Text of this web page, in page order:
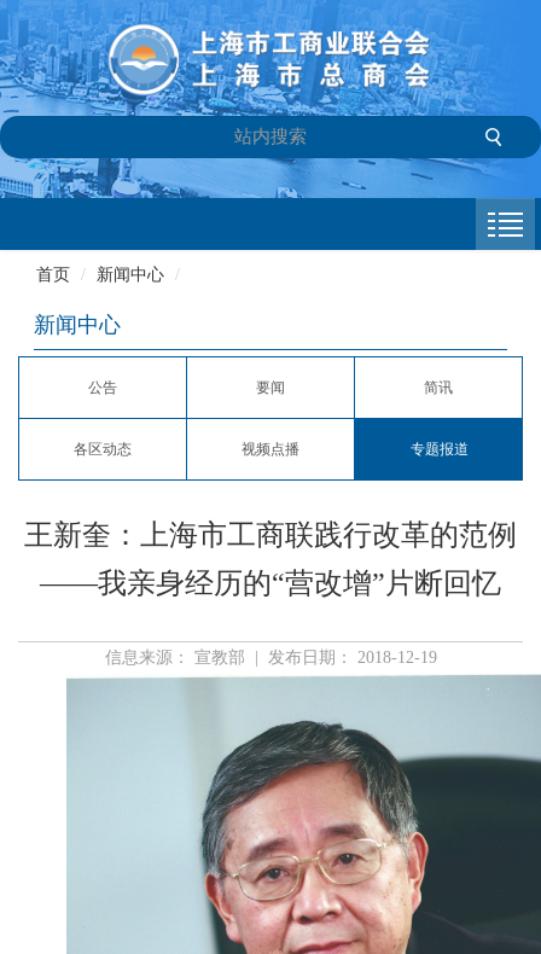
会员专栏
参政议政
信息库
联系我们
首页 / 新闻中心 /
新闻中心
公告 要闻 简讯
各区动态 视频点播 专题报道
王新奎：上海市工商联践行改革的范例
——我亲身经历的“营改增”片断回忆
信息来源： 宣教部 | 发布日期： 2018-12-19